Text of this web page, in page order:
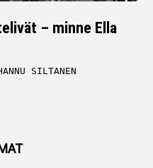
– minne Ella
SILTANEN